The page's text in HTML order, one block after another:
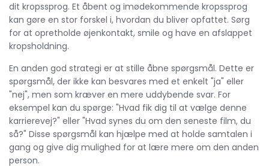
dit kropssprog. Et åbent og imødekommende kropssprog
kan gøre en stor forskel i, hvordan du bliver opfattet. Sørg
for at opretholde øjenkontakt, smile og have en afslappet
kropsholdning.
En anden god strategi er at stille åbne spørgsmål. Dette er
spørgsmål, der ikke kan besvares med et enkelt "ja" eller
"nej", men som kræver en mere uddybende svar. For
eksempel kan du spørge: "Hvad fik dig til at vælge denne
karrierevej?" eller "Hvad synes du om den seneste film, du
så?" Disse spørgsmål kan hjælpe med at holde samtalen i
gang og give dig mulighed for at lære mere om den anden
person.